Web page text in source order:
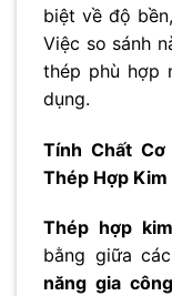
biệt về độ
Việc so sánh
thép phù hợp
dụng.
Tính Chất
Thép Hợp
Thép hợp
bằng giữa các
năng gia công